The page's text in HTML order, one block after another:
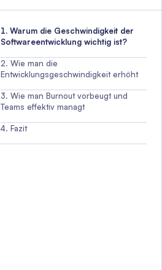
Warum die Geschwindigkeit der
Softwareentwicklung wichtig ist?
Wie man die
Entwicklungsgeschwindigkeit erhöht
Wie man Burnout vorbeugt und
Teams effektiv managt
Fazit